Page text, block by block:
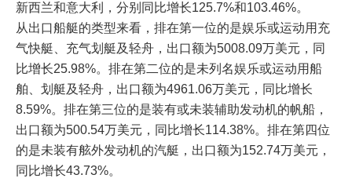
新西兰和意大利，分别同比增长125.7%和103.46%。
从出口船艇的类型来看，排在第一位的是娱乐或运动用充
气快艇、充气划艇及轻舟，出口额为5008.09万美元，同
比增长25.98%。排在第二位的是未列名娱乐或运动用船
舶、划艇及轻舟，出口额为4961.06万美元，同比增长
8.59%。排在第三位的是装有或未装辅助发动机的帆船，
出口额为500.54万美元，同比增长114.38%。排在第四位
的是未装有舷外发动机的汽艇，出口额为152.74万美元，
同比增长43.73%。